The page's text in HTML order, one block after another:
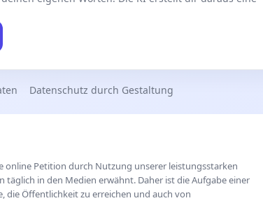
Datenschutz durch Gestaltung
online Petition durch Nutzung unserer leistungsstarken
täglich in den Medien erwähnt. Daher ist die Aufgabe einer
die Öffentlichkeit zu erreichen und auch von